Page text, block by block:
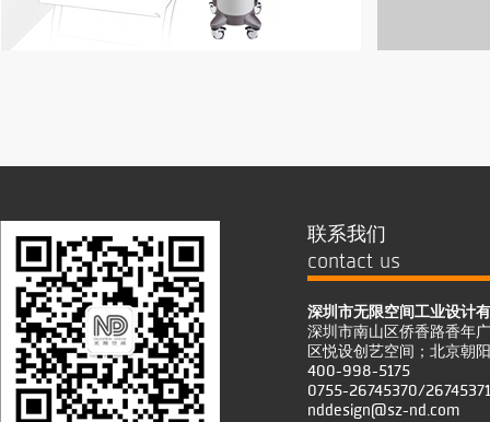
联系我们
contact us
深圳市无限空间工业设计
深圳市南山区侨香路香年
区悦设创艺空间；北京朝
400-998-5175
0755-26745370/26745371
nddesign@sz-nd.com